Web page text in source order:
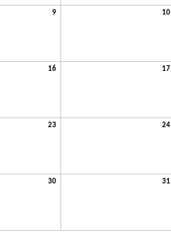
9 10
16 17
23 24
30 31